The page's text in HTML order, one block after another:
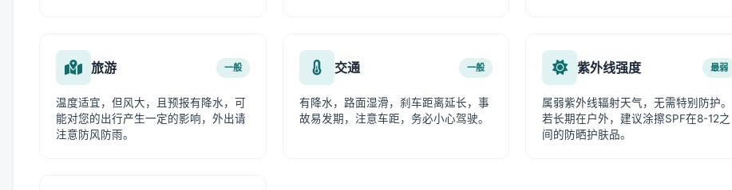
旅游 一般
温度适宜，但风大，且预报有降水，可
能对您的出行产生一定的影响，外出请
注意防风防雨。
交通 一般
有降水，路面湿滑，刹车距离延长，事
故易发期，注意车距，务必小心驾驶。
紫外线强度 最弱
属弱紫外线辐射天气，无需特别防护。
若长期在户外，建议涂擦SPF在8-12之
间的防晒护肤品。